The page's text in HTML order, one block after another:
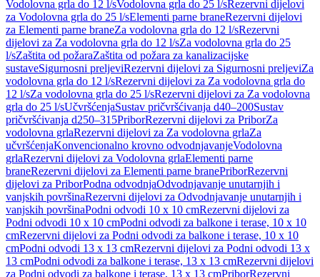
Vodolovna grla do 12 l/sVodolovna grla do 25 l/sRezervni dijelovi
za Vodolovna grla do 25 l/sElementi parne braneRezervni dijelovi
za Elementi parne braneZa vodolovna grla do 12 l/sRezervni
dijelovi za Za vodolovna grla do 12 l/sZa vodolovna grla do 25
l/sZaštita od požaraZaštita od požara za kanalizacijske
sustaveSigurnosni preljeviRezervni dijelovi za Sigurnosni preljeviZa
vodolovna grla do 12 l/sRezervni dijelovi za Za vodolovna grla do
12 l/sZa vodolovna grla do 25 l/sRezervni dijelovi za Za vodolovna
grla do 25 l/sUčvršćenjaSustav pričvršćivanja d40–200Sustav
pričvršćivanja d250–315PriborRezervni dijelovi za PriborZa
vodolovna grlaRezervni dijelovi za Za vodolovna grlaZa
učvršćenjaKonvencionalno krovno odvodnjavanjeVodolovna
grlaRezervni dijelovi za Vodolovna grlaElementi parne
braneRezervni dijelovi za Elementi parne branePriborRezervni
dijelovi za PriborPodna odvodnjaOdvodnjavanje unutarnjih i
vanjskih površinaRezervni dijelovi za Odvodnjavanje unutarnjih i
vanjskih površinaPodni odvodi 10 x 10 cmRezervni dijelovi za
Podni odvodi 10 x 10 cmPodni odvodi za balkone i terase, 10 x 10
cmRezervni dijelovi za Podni odvodi za balkone i terase, 10 x 10
cmPodni odvodi 13 x 13 cmRezervni dijelovi za Podni odvodi 13 x
13 cmPodni odvodi za balkone i terase, 13 x 13 cmRezervni dijelovi
za Podni odvodi za balkone i terase, 13 x 13 cmPriborRezervni